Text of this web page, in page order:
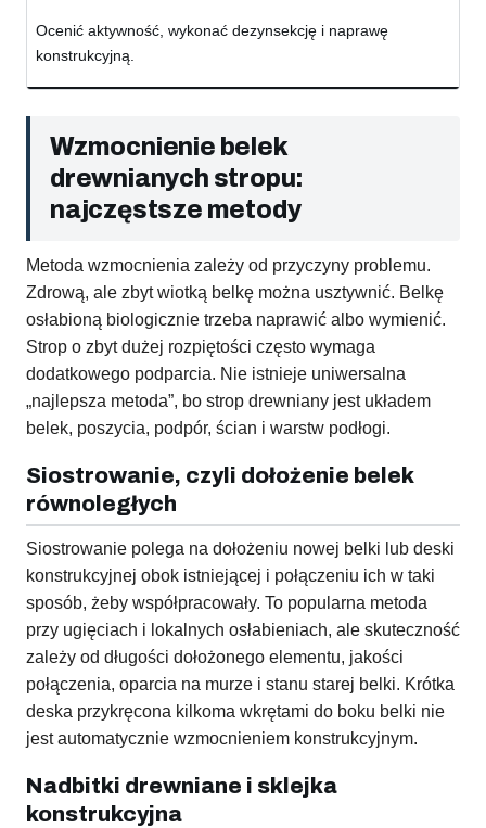
Ocenić aktywność, wykonać dezynsekcję i naprawę
konstrukcyjną.
Wzmocnienie belek
drewnianych stropu:
najczęstsze metody
Metoda wzmocnienia zależy od przyczyny problemu.
Zdrową, ale zbyt wiotką belkę można usztywnić. Belkę
osłabioną biologicznie trzeba naprawić albo wymienić.
Strop o zbyt dużej rozpiętości często wymaga
dodatkowego podparcia. Nie istnieje uniwersalna
„najlepsza metoda”, bo strop drewniany jest układem
belek, poszycia, podpór, ścian i warstw podłogi.
Siostrowanie, czyli dołożenie belek
równoległych
Siostrowanie polega na dołożeniu nowej belki lub deski
konstrukcyjnej obok istniejącej i połączeniu ich w taki
sposób, żeby współpracowały. To popularna metoda
przy ugięciach i lokalnych osłabieniach, ale skuteczność
zależy od długości dołożonego elementu, jakości
połączenia, oparcia na murze i stanu starej belki. Krótka
deska przykręcona kilkoma wkrętami do boku belki nie
jest automatycznie wzmocnieniem konstrukcyjnym.
Nadbitki drewniane i sklejka
konstrukcyjna